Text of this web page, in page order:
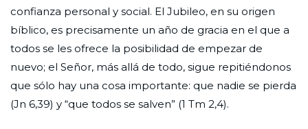
confianza personal y social. El Jubileo, en su origen
bíblico, es precisamente un año de gracia en el que a
todos se les ofrece la posibilidad de empezar de
nuevo; el Señor, más allá de todo, sigue repitiéndonos
que sólo hay una cosa importante: que nadie se pierda
(Jn 6,39) y “que todos se salven” (1 Tm 2,4).